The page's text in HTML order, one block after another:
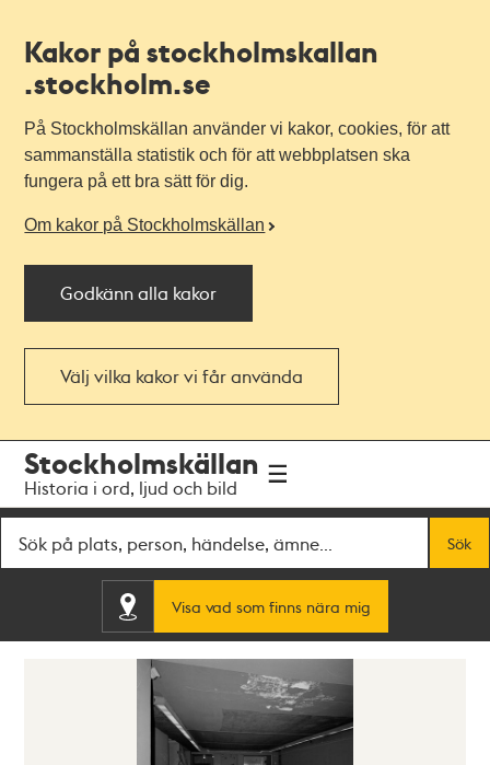
Kakor på stockholmskallan
.stockholm.se
På Stockholmskällan använder vi kakor, cookies, för att
sammanställa statistik och för att webbplatsen ska
fungera på ett bra sätt för dig.
Om kakor på Stockholmskällan
Godkänn alla kakor
Välj vilka kakor vi får använda
navigationen
huvudinnehållet
Stockholmskällan
Historia i ord, ljud och bild
Sök
Visa vad som finns nära mig